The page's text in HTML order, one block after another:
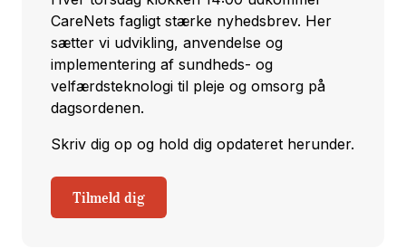
CareNets fagligt stærke nyhedsbrev. Her
sætter vi udvikling, anvendelse og
implementering af sundheds- og
velfærdsteknologi til pleje og omsorg på
dagsordenen.
Skriv dig op og hold dig opdateret herunder.
Tilmeld dig